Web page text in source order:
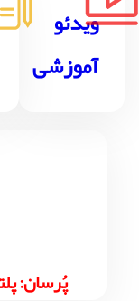
ویدئو
آموزشی
پُرسان: